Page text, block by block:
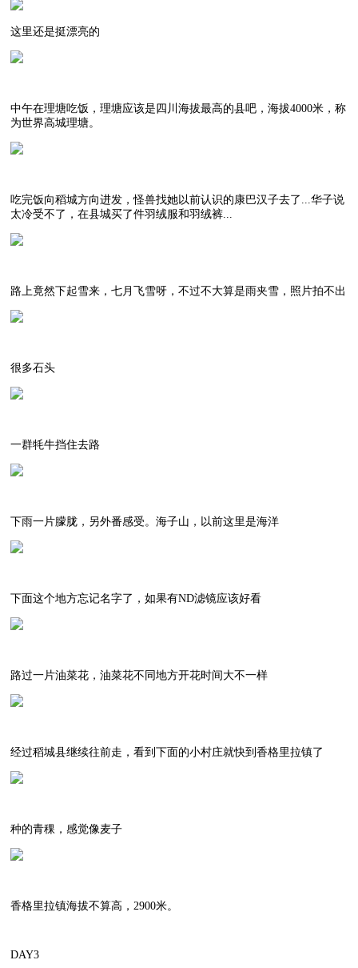
这里还是挺漂亮的
中午在理塘吃饭，理塘应该是四川海拔最高的县吧，海拔4000米，称
为世界高城理塘。
吃完饭向稻城方向进发，怪兽找她以前认识的康巴汉子去了...华子说
太冷受不了，在县城买了件羽绒服和羽绒裤...
路上竟然下起雪来，七月飞雪呀，不过不大算是雨夹雪，照片拍不出
很多石头
一群牦牛挡住去路
下雨一片朦胧，另外番感受。海子山，以前这里是海洋
下面这个地方忘记名字了，如果有ND滤镜应该好看
路过一片油菜花，油菜花不同地方开花时间大不一样
经过稻城县继续往前走，看到下面的小村庄就快到香格里拉镇了
种的青稞，感觉像麦子
香格里拉镇海拔不算高，2900米。
DAY3